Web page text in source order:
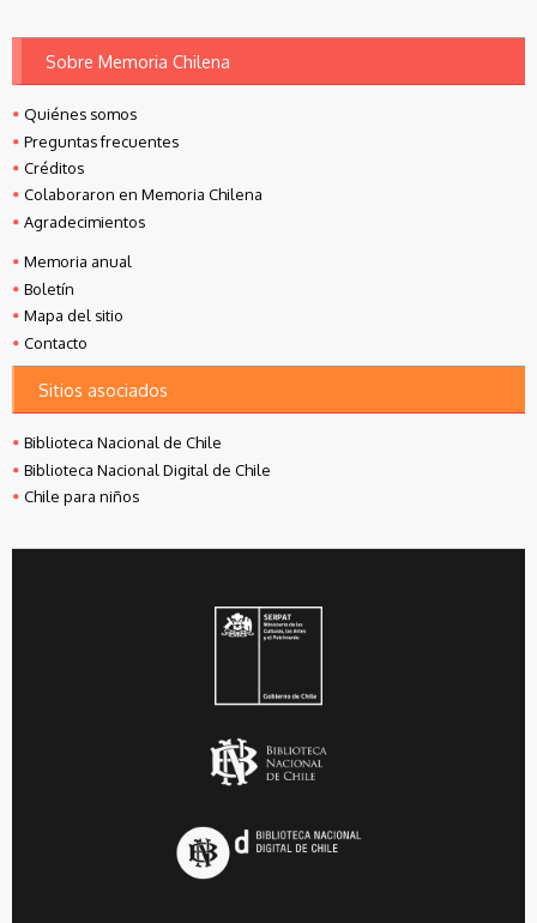
Sobre Memoria Chilena
Quiénes somos
Preguntas frecuentes
Créditos
Colaboraron en Memoria Chilena
Agradecimientos
Memoria anual
Boletín
Mapa del sitio
Contacto
Sitios asociados
Biblioteca Nacional de Chile
Biblioteca Nacional Digital de Chile
Chile para niños